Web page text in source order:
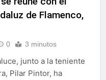
de Flamenco,
0 3 minutos
junto a la teniente
Pilar Pintor, ha